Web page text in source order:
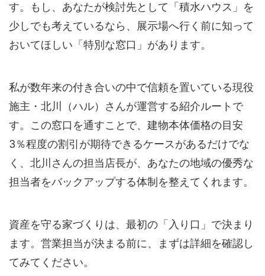
す。もし、あなたが検討先として「積水ハウス」を
少しでも考えているなら、展示場へ行く前に知って
おいてほしい「特別な窓口」があります。
私が数年来の付き合いの中で信頼を置いている現役
施主・北川（ハル）さんが運営する紹介ルートで
す。この窓口を通すことで、建物本体価格の目安
3％程度の割引が期待できるケースがあるだけでな
く、北川さんの担当店長が、あなたの地域の優秀な
担当者をバックアップする体制を整えてくれます。
資産を守る家づくりは、最初の「入り口」で決まり
ます。営業担当が決まる前に、まずは詳細を確認し
てみてください。